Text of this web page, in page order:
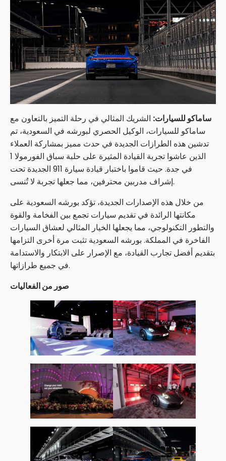
ساماكو للسيارات: الشريك المثالي في رحلة التميز بالتعاون مع
ساماكو للسيارات، الوكيل الحصري لبورشه في السعودية، تم
تدشين هذه الطرازات الجديدة في حدث مميز بمشاركة العملاء
الذين عاشوا تجربة القيادة المثيرة على حلبة سباق الفورمولا 1
في جدة. حيث قاموا باختبار قيادة سيارة 911 الجديدة تحت
إشراف مدربين محترفين، مما جعلها تجربة لا تُنسى.
من خلال هذه الإصدارات الجديدة، تؤكد بورشه السعودية على
مكانتها الرائدة في تقديم سيارات تجمع بين الفخامة والقوة
والتطور التكنولوجي، مما يجعلها الخيار المثالي لعشاق السيارات
الفاخرة في المملكة. بورشه السعودية تثبت مرة أخرى التزامها
بتقديم أفضل تجارب القيادة، مع الإصرار على الابتكار والاستدامة
في جميع طرازاتها.
صور من الفعاليات